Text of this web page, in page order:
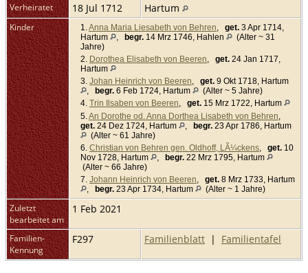
Verheiratet 18 Jul 1712 Hartum
Kinder 1.Anna Maria Liesabeth von Behren, get. 3 Apr 1714,
Hartum
, begr. 14 Mrz 1746, Hahlen
(Alter ~ 31
Jahre)
2. Dorothea Elisabeth von Beeren, get. 24 Jan 1717,
Hartum
3. Johan Heinrich von Beeren, get. 9 Okt 1718, Hartum
,
begr. 6 Feb 1724, Hartum
(Alter ~ 5 Jahre)
4. Trin Ilsaben von Beeren, get. 15 Mrz 1722, Hartum
5.An Dorothe od. Anna Dorthea Lisabeth von Behren,
get. 24 Dez 1724, Hartum , begr. 23 Apr 1786, Hartum
(Alter ~ 61 Jahre)
6. Christian von Behren gen. Oldhoff, LÃ¼ckens, get. 10
Nov 1728, Hartum
, begr. 22 Mrz 1795, Hartum
(Alter ~ 66 Jahre)
7. Johann Heinrich von Beeren, get. 8 Mrz 1733, Hartum
,
begr. 23 Apr 1734, Hartum (Alter ~ 1 Jahre)
Zuletzt
bearbeitet am
1 Feb 2021
Familien-
Kennung
F297 Familienblatt | Familientafel